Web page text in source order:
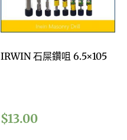
IRWIN 石屎鑽咀 6.5×105
$13.00